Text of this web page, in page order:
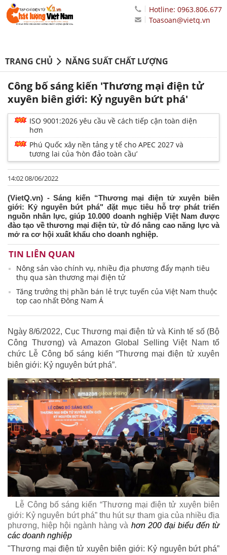
Hotline: 0963.806.677
Toasoan@vietq.vn
TRANG CHỦ NĂNG SUẤT CHẤT LƯỢNG
Công bố sáng kiến 'Thương mại điện tử
xuyên biên giới: Kỷ nguyên bứt phá'
ISO 9001:2026 yêu cầu về cách tiếp cận toàn diện
hơn
Phú Quốc xây nền tảng y tế cho APEC 2027 và
tương lai của ‘hòn đảo toàn cầu’
14:02 08/06/2022
(VietQ.vn) - Sáng kiến “Thương mại điện tử xuyên biên
giới: Kỷ nguyên bứt phá" đặt mục tiêu hỗ trợ phát triển
nguồn nhân lực, giúp 10.000 doanh nghiệp Việt Nam được
đào tạo về thương mại điện tử, từ đó nâng cao năng lực và
mở ra cơ hội xuất khẩu cho doanh nghiệp.
TIN LIÊN QUAN
Nông sản vào chính vụ, nhiều địa phương đẩy mạnh tiêu
thụ qua sàn thương mại điện tử
Tăng trưởng thị phần bán lẻ trực tuyến của Việt Nam thuộc
top cao nhất Đông Nam Á
Ngày 8/6/2022, Cục Thương mại điện tử và Kinh tế số (Bộ
Công Thương) và Amazon Global Selling Việt Nam tổ
chức Lễ Công bố sáng kiến “Thương mại điện tử xuyên
biên giới: Kỷ nguyên bứt phá”.
Lễ Công bố sáng kiến “Thương mại điện tử xuyên biên
giới: Kỷ nguyên bứt phá” thu hút sự tham gia của nhiều địa
phương, hiệp hội ngành hàng và hơn 200 đại biểu đến từ
các doanh nghiệp
"Thương mại điện tử xuyên biên giới: Kỷ nguyên bứt phá”